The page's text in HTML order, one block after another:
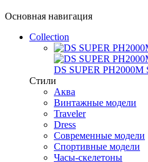
Основная навигация
Collection
DS SUPER PH2000M
Стили
Аква
Винтажные модели
Traveler
Dress
Современные модели
Спортивные модели
Часы-скелетоны